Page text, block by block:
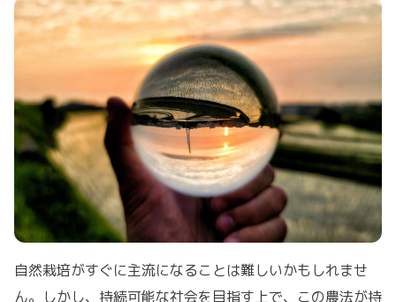
自然栽培がすぐに主流になることは難しいかもしれませ
ん。しかし、持続可能な社会を目指す上で、この農法が持